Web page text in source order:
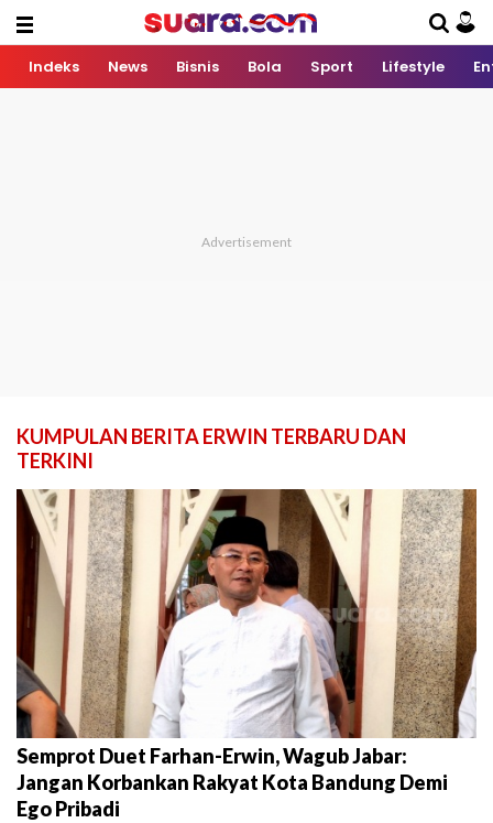
Indeks News Bisnis Bola Sport Lifestyle
KUMPULAN BERITA ERWIN TERBARU DAN
TERKINI
Semprot Duet Farhan-Erwin, Wagub Jabar:
Jangan Korbankan Rakyat Kota Bandung Demi
Ego Pribadi